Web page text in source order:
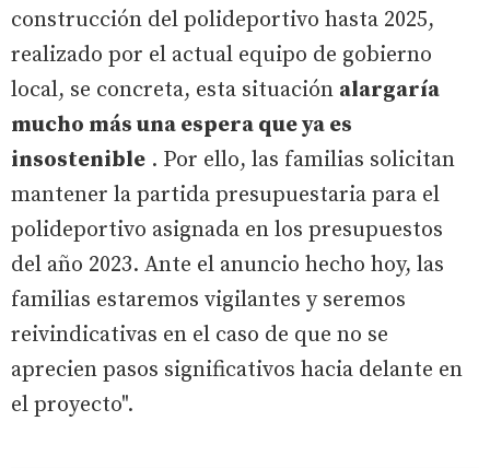
construcción del polideportivo hasta 2025,
realizado por el actual equipo de gobierno
local, se concreta, esta situación alargaría
mucho más una espera que ya es
insostenible . Por ello, las familias solicitan
mantener la partida presupuestaria para el
polideportivo asignada en los presupuestos
del año 2023. Ante el anuncio hecho hoy, las
familias estaremos vigilantes y seremos
reivindicativas en el caso de que no se
aprecien pasos significativos hacia delante en
el proyecto".